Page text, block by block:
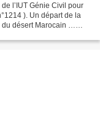
l’IUT Génie Civil pour
). Un départ de la
désert Marocain …